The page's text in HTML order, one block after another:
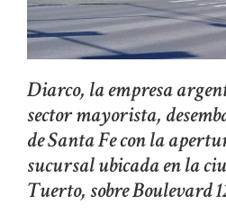
Diarco, la empresa
sector mayorista,
de Santa Fe con la
sucursal ubicada en la
Tuerto, sobre Boulevard